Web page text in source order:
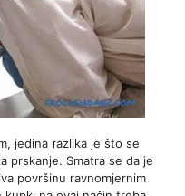
jedina razlika je što se
prskanje. Smatra se da je
površinu ravnomjernim